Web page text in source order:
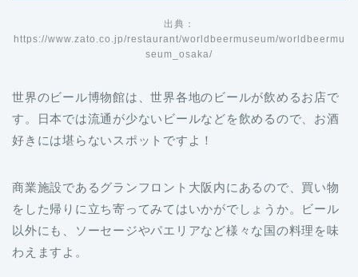
出典：
https://www.zato.co.jp/restaurant/worldbeermuseum/worldbeermu
seum_osaka/
世界のビール博物館は、世界各地のビールが飲めるお店で
す。日本では流通が少ないビールなどを飲めるので、お酒
好きには堪らないスポットですよ！
商業施設であるグランフロント大阪内にあるので、買い物
をした帰りに立ち寄ってみてはいかがでしょうか。ビール
以外にも、ソーセージやパエリアなど様々な国の料理を味
わえますよ。